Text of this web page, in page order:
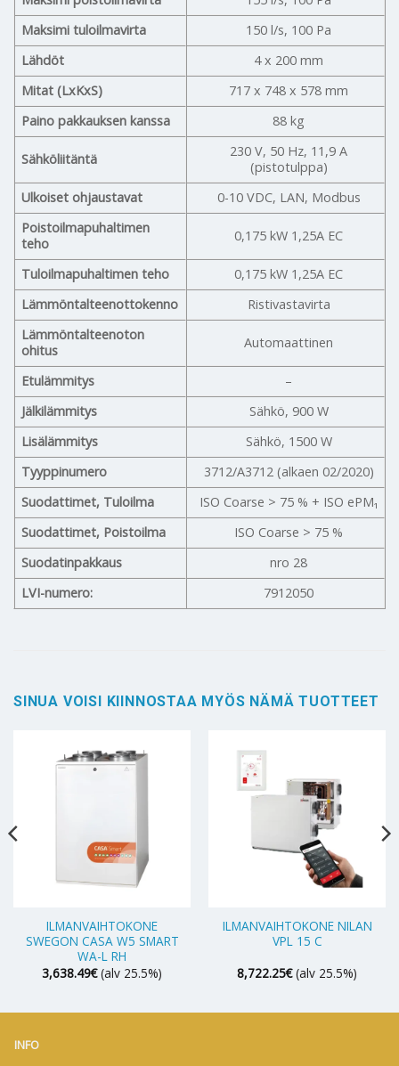
Maksimi tuloilmavirta
150 l/s, 100 Pa
Lähdöt
4 x 200 mm
Mitat (LxKxS)
717 x 748 x 578 mm
Paino pakkauksen kanssa
88 kg
Sähköliitäntä
230 V, 50 Hz, 11,9 A
(pistotulppa)
Ulkoiset ohjaustavat
0-10 VDC, LAN, Modbus
Poistoilmapuhaltimen
teho
0,175 kW 1,25A EC
Tuloilmapuhaltimen teho
0,175 kW 1,25A EC
Lämmöntalteenottokenno
Ristivastavirta
Lämmöntalteenoton
ohitus
Automaattinen
Etulämmitys
–
Jälkilämmitys
Sähkö, 900 W
Lisälämmitys
Sähkö, 1500 W
Tyyppinumero
3712/A3712 (alkaen 02/2020)
Suodattimet, Tuloilma
ISO Coarse > 75 % + ISO ePM₁
Suodattimet, Poistoilma
ISO Coarse > 75 %
Suodatinpakkaus
nro 28
LVI-numero:
7912050
SINUA VOISI KIINNOSTAA MYÖS NÄMÄ TUOTTEET
ILMANVAIHTOKONE
SWEGON CASA W5 SMART
WA-L RH
3,638.49€ (alv 25.5%)
ILMANVAIHTOKONE NILAN
VPL 15 C
8,722.25€ (alv 25.5%)
INFO